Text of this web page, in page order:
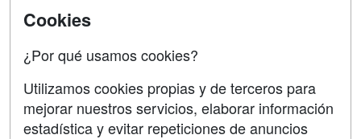
Aviso legal
Grupo formazion:
Cookies
¿Por qué usamos cookies?
Utilizamos cookies propias y de terceros para
mejorar nuestros servicios, elaborar información
estadística y evitar repeticiones de anuncios